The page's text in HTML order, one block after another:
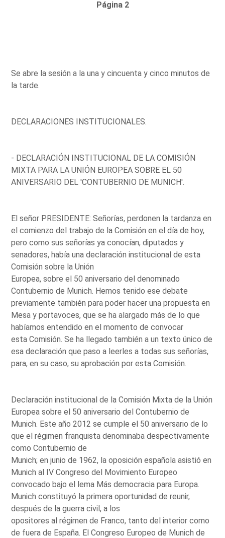
Página 2
Se abre la sesión a la una y cincuenta y cinco minutos de
la tarde.
DECLARACIONES INSTITUCIONALES.
- DECLARACIÓN INSTITUCIONAL DE LA COMISIÓN
MIXTA PARA LA UNIÓN EUROPEA SOBRE EL 50
ANIVERSARIO DEL 'CONTUBERNIO DE MUNICH'.
El señor PRESIDENTE: Señorías, perdonen la tardanza en
el comienzo del trabajo de la Comisión en el día de hoy,
pero como sus señorías ya conocían, diputados y
senadores, había una declaración institucional de esta
Comisión sobre la Unión
Europea, sobre el 50 aniversario del denominado
Contubernio de Munich. Hemos tenido ese debate
previamente también para poder hacer una propuesta en
Mesa y portavoces, que se ha alargado más de lo que
habíamos entendido en el momento de convocar
esta Comisión. Se ha llegado también a un texto único de
esa declaración que paso a leerles a todas sus señorías,
para, en su caso, su aprobación por esta Comisión.
Declaración institucional de la Comisión Mixta de la Unión
Europea sobre el 50 aniversario del Contubernio de
Munich. Este año 2012 se cumple el 50 aniversario de lo
que el régimen franquista denominaba despectivamente
como Contubernio de
Munich; en junio de 1962, la oposición española asistió en
Munich al IV Congreso del Movimiento Europeo
convocado bajo el lema Más democracia para Europa.
Munich constituyó la primera oportunidad de reunir,
después de la guerra civil, a los
opositores al régimen de Franco, tanto del interior como
de fuera de España. El Congreso Europeo de Munich de